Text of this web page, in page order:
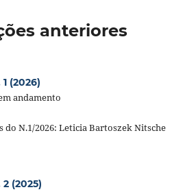
anteriores
1 (2026)
andamento
do N.1/2026: Leticia Bartoszek Nitsche
2 (2025)